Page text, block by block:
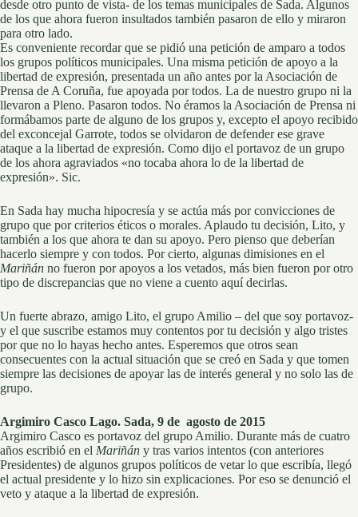
desde otro punto de vista- de los temas municipales de Sada. Algunos
de los que ahora fueron insultados también pasaron de ello y miraron
para otro lado.
Es conveniente recordar que se pidió una petición de amparo a todos
los grupos políticos municipales. Una misma petición de apoyo a la
libertad de expresión, presentada un año antes por la Asociación de
Prensa de A Coruña, fue apoyada por todos. La de nuestro grupo ni la
llevaron a Pleno. Pasaron todos. No éramos la Asociación de Prensa ni
formábamos parte de alguno de los grupos y, excepto el apoyo recibido
del exconcejal Garrote, todos se olvidaron de defender ese grave
ataque a la libertad de expresión. Como dijo el portavoz de un grupo
de los ahora agraviados «no tocaba ahora lo de la libertad de
expresión». Sic.
En Sada hay mucha hipocresía y se actúa más por convicciones de
grupo que por criterios éticos o morales. Aplaudo tu decisión, Lito, y
también a los que ahora te dan su apoyo. Pero pienso que deberían
hacerlo siempre y con todos. Por cierto, algunas dimisiones en el
Mariñán no fueron por apoyos a los vetados, más bien fueron por otro
tipo de discrepancias que no viene a cuento aquí decirlas.
Un fuerte abrazo, amigo Lito, el grupo Amilio – del que soy portavoz-
y el que suscribe estamos muy contentos por tu decisión y algo tristes
por que no lo hayas hecho antes. Esperemos que otros sean
consecuentes con la actual situación que se creó en Sada y que tomen
siempre las decisiones de apoyar las de interés general y no solo las de
grupo.
Argimiro Casco Lago. Sada, 9 de agosto de 2015
Argimiro Casco es portavoz del grupo Amilio. Durante más de cuatro
años escribió en el Mariñán y tras varios intentos (con anteriores
Presidentes) de algunos grupos políticos de vetar lo que escribía, llegó
el actual presidente y lo hizo sin explicaciones. Por eso se denunció el
veto y ataque a la libertad de expresión.